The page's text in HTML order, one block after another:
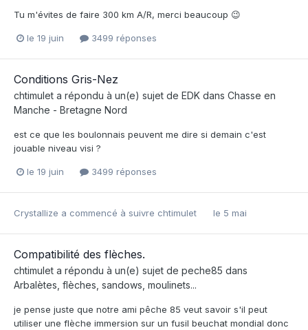
Tu m'évites de faire 300 km A/R, merci beaucoup 😉
le 19 juin 3499 réponses
Conditions Gris-Nez
chtimulet a répondu à un(e) sujet de EDK dans Chasse en
Manche - Bretagne Nord
est ce que les boulonnais peuvent me dire si demain c'est
jouable niveau visi ?
le 19 juin 3499 réponses
Crystallize a commencé à suivre chtimulet le 5 mai
Compatibilité des flèches.
chtimulet a répondu à un(e) sujet de peche85 dans
Arbalètes, flèches, sandows, moulinets...
je pense juste que notre ami pêche 85 veut savoir s'il peut
utiliser une flèche immersion sur un fusil beuchat mondial donc